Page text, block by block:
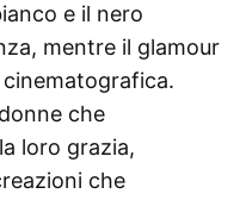
e il nero
mentre il glamour
che
loro grazia,
che